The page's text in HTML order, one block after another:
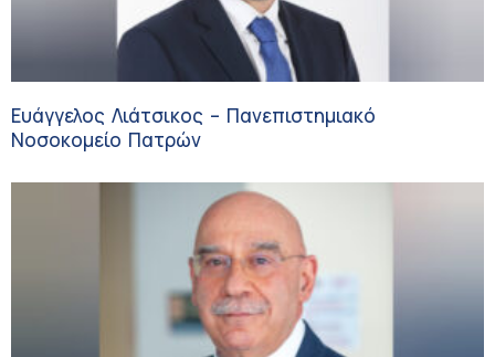
Ευάγγελος Λιάτσικος – Πανεπιστημιακό
Νοσοκομείο Πατρών